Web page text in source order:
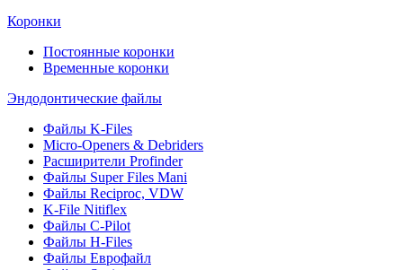
Коронки
Постоянные коронки
Временные коронки
Эндодонтические файлы
Файлы K-Files
Micro-Openers & Debriders
Расширители Profinder
Файлы Super Files Mani
Файлы Reciproc, VDW
K-File Nitiflex
Файлы C-Pilot
Файлы H-Files
Файлы Еврофайл